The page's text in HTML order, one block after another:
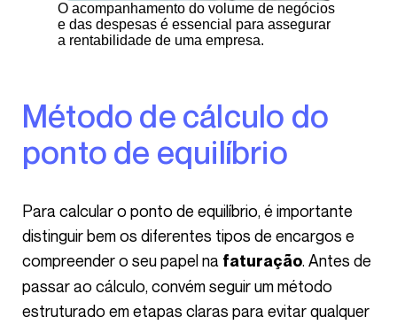
O acompanhamento do volume de negócios
e das despesas é essencial para assegurar
a rentabilidade de uma empresa.
Método de cálculo do
ponto de equilíbrio
Para calcular o ponto de equilíbrio, é importante
distinguir bem os diferentes tipos de encargos e
compreender o seu papel na faturação. Antes de
passar ao cálculo, convém seguir um método
estruturado em etapas claras para evitar qualquer